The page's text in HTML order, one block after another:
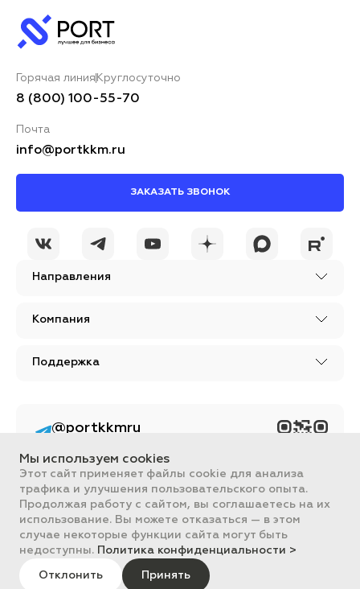
Направления
Компания
Поддержка
Горячая линия Круглосуточно
8 (800) 100-55-70
Почта
info@portkkm.ru
ЗАКАЗАТЬ ЗВОНОК
Вся информация, размещенная на сайте, носит ознакомительный
характер и не является публичной офертой, определяемой
положениями Статьи 437 ГК РФ.
Все цены на сайте указаны с НДС. ООО "ПОРТ" ИНН 2461018892,
ОГРН 1022401953496
ПОРТ 2011-2026
Политика обработки данных
@portkkmru
контент PORT - бизнес
портал
Мы используем cookies
Этот сайт применяет файлы cookie для анализа
трафика и улучшения пользовательского опыта.
Продолжая работу с сайтом, вы соглашаетесь на их
использование. Вы можете отказаться — в этом
случае некоторые функции сайта могут быть
недоступны. Политика конфиденциальности >
Отклонить Принять